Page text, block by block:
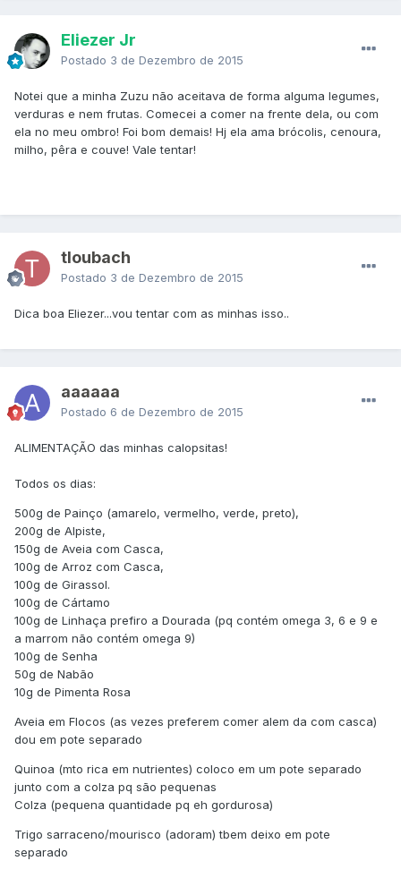
Eliezer Jr
Postado 3 de Dezembro de 2015
Notei que a minha Zuzu não aceitava de forma alguma legumes,
verduras e nem frutas. Comecei a comer na frente dela, ou com
ela no meu ombro! Foi bom demais! Hj ela ama brócolis, cenoura,
milho, pêra e couve! Vale tentar!
tloubach
Postado 3 de Dezembro de 2015
Dica boa Eliezer...vou tentar com as minhas isso..
aaaaaa
Postado 6 de Dezembro de 2015
ALIMENTAÇÃO das minhas calopsitas!
Todos os dias:
500g de Painço (amarelo, vermelho, verde, preto),
200g de Alpiste,
150g de Aveia com Casca,
100g de Arroz com Casca,
100g de Girassol.
100g de Cártamo
100g de Linhaça prefiro a Dourada (pq contém omega 3, 6 e 9 e
a marrom não contém omega 9)
100g de Senha
50g de Nabão
10g de Pimenta Rosa
Aveia em Flocos (as vezes preferem comer alem da com casca)
dou em pote separado
Quinoa (mto rica em nutrientes) coloco em um pote separado
junto com a colza pq são pequenas
Colza (pequena quantidade pq eh gordurosa)
Trigo sarraceno/mourisco (adoram) tbem deixo em pote
separado